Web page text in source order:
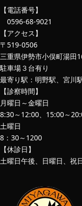
【電話番号】
0596-68-9021
【アクセス】
〒519-0506
三重県伊勢市小俣町湯田
駐車場３台有り
最寄り駅：明野駅、宮川
【診察時間】
月曜日～金曜日
8:30～12:00、15:00～
土曜日
8：30～1200
【休診日】
土曜日午後、日曜日、祝